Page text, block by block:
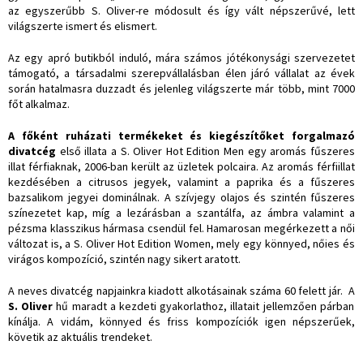
az egyszerűbb S. Oliver-re módosult és így vált népszerűvé, lett
világszerte ismert és elismert.
Az egy apró butikból induló, mára számos jótékonysági szervezetet
támogató, a társadalmi szerepvállalásban élen járó vállalat az évek
során hatalmasra duzzadt és jelenleg világszerte már több, mint 7000
főt alkalmaz.
A főként ruházati termékeket és kiegészítőket forgalmazó
divatcég első illata a S. Oliver Hot Edition Men egy aromás fűszeres
illat férfiaknak, 2006-ban került az üzletek polcaira. Az aromás férfiillat
kezdésében a citrusos jegyek, valamint a paprika és a fűszeres
bazsalikom jegyei dominálnak. A szívjegy olajos és szintén fűszeres
színezetet kap, míg a lezárásban a szantálfa, az ámbra valamint a
pézsma klasszikus hármasa csendül fel. Hamarosan megérkezett a női
változat is, a S. Oliver Hot Edition Women, mely egy könnyed, nőies és
virágos kompozíció, szintén nagy sikert aratott.
A neves divatcég napjainkra kiadott alkotásainak száma 60 felett jár. A
S. Oliver hű maradt a kezdeti gyakorlathoz, illatait jellemzően párban
kínálja. A vidám, könnyed és friss kompozíciók igen népszerűek,
követik az aktuális trendeket.